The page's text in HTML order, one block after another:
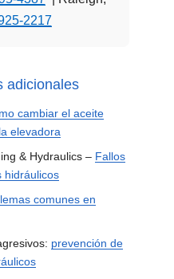
2217
adicionales
cambiar el aceite
elevadora
& Hydraulics – Fallos
hidráulicos
comunes en
prevención de